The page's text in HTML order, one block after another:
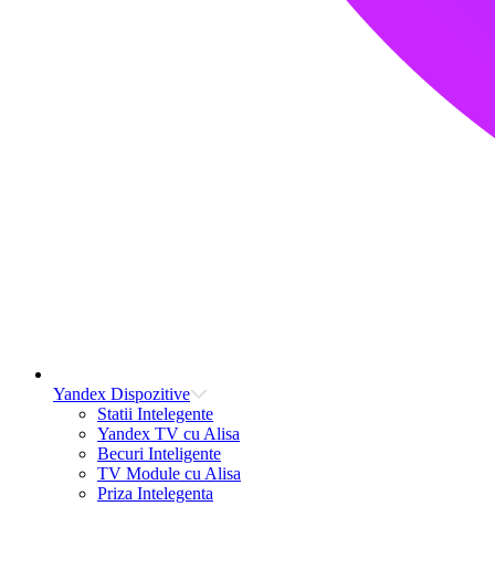
Yandex Dispozitive
Statii Intelegente
Yandex TV cu Alisa
Becuri Inteligente
TV Module cu Alisa
Priza Intelegenta